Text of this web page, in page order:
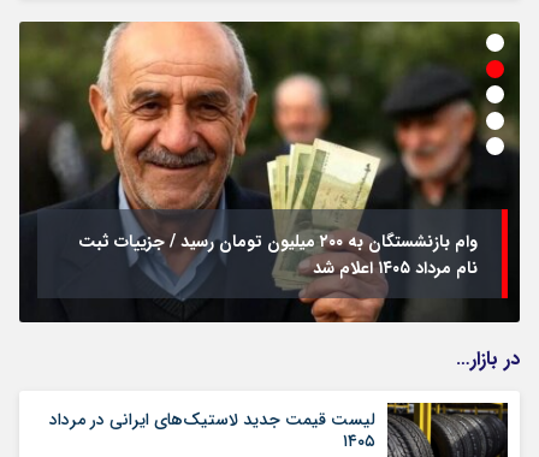
وام بازنشستگان به ۲۰۰ میلیون تومان رسید / جزییات ثبت
نام مرداد ۱۴۰۵ اعلام شد
در بازار…
لیست قیمت جدید لاستیک‌های ایرانی در مرداد
۱۴۰۵